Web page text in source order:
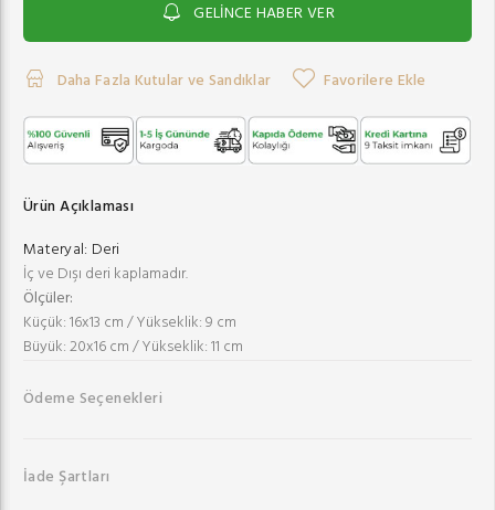
GELİNCE HABER VER
Daha Fazla Kutular ve Sandıklar Favorilere Ekle
Ürün Açıklaması
Materyal: Deri
İç ve Dışı deri kaplamadır.
Ölçüler:
Küçük: 16x13 cm / Yükseklik: 9 cm
Büyük: 20x16 cm / Yükseklik: 11 cm
Ödeme Seçenekleri
İade Şartları